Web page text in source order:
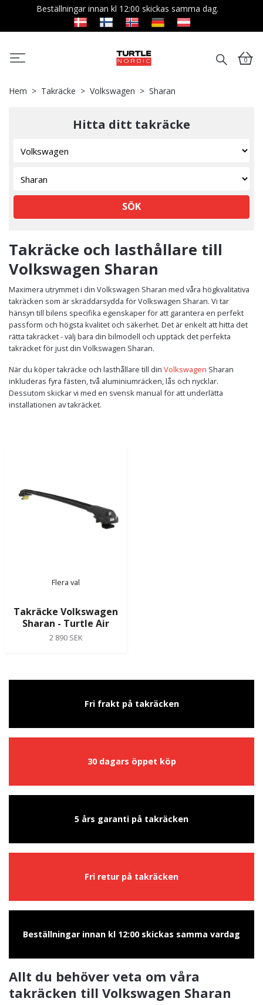
Beställningar innan kl 12:00 skickas samma dag.
0
Hem Takräcke Volkswagen Sharan
Hitta ditt takräcke
SÖK
Takräcke och lasthållare till
Volkswagen Sharan
Maximera utrymmet i din Volkswagen Sharan med våra högkvalitativa
takräcken som är skräddarsydda för Volkswagen Sharan. Vi tar
hänsyn till bilens specifika egenskaper för att garantera en perfekt
passform och högsta kvalitet och säkerhet. Det är enkelt att hitta det
rätta takräcket - välj bara din bilmodell och upptäck det perfekta
takräcket för just din Volkswagen Sharan.
När du köper takräcke och lasthållare till din Volkswagen Sharan
inkluderas fyra fästen, två aluminiumräcken, lås och nycklar.
Dessutom skickar vi med en svensk manual för att underlätta
installationen av takräcket.
Flera val
Takräcke Volkswagen
Sharan - Turtle Air
2 890 SEK
Fri frakt på takräcken
30 dagars öppet köp
5 års garanti på takräcken
Fri retur på takräcken
Beställningar innan kl 12:00 skickas samma vardag
Allt du behöver veta om våra
takräcken till Volkswagen Sharan